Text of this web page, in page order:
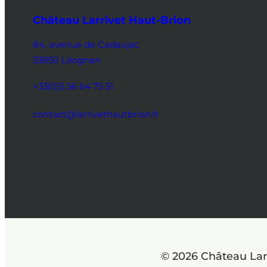
Château Larrivet Haut-Brion
84, avenue de Cadaujac
33850 Léognan
+33(0)5 56 64 75 51
contact@larrivethautbrion.fr
© 2026 Château